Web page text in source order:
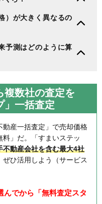
）が大きく異なるの
予測はどのように算
複数社の査定を
」一括査定
産一括査定」で売却価格
」だ。「すまいステッ
不動産会社を含む最大4社
ぜひ活用しよう（サービス
でから「無料査定スタ